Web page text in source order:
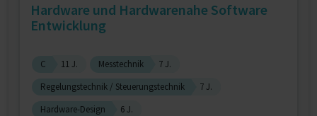
Hardware und Hardwarenahe Software
Entwicklung
C 11 J. Messtechnik
7 J.
Regelungstechnik / Steuerungstechnik
7 J.
Hardware-Design
6 J.